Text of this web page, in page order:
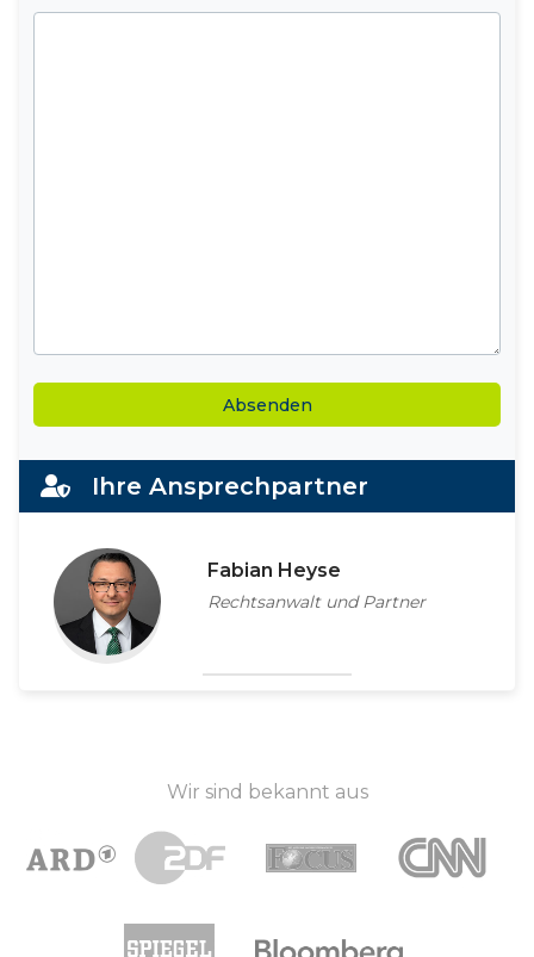
Alternative:
Ihre Ansprechpartner
Fabian Heyse
Rechtsanwalt und Partner
Wir sind bekannt aus